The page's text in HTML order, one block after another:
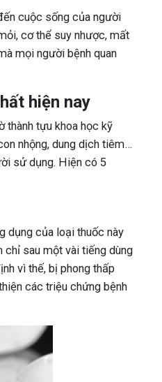
cuộc sống của người
cơ thể suy nhược, mất
mọi người bệnh quan
hiện nay
thành tựu khoa học kỹ
nhộng, dung dịch tiêm…
sử dụng. Hiện có 5
dụng của loại thuốc này
chỉ sau một vài tiếng dùng
vì thế, bị phong thấp
các triệu chứng bệnh